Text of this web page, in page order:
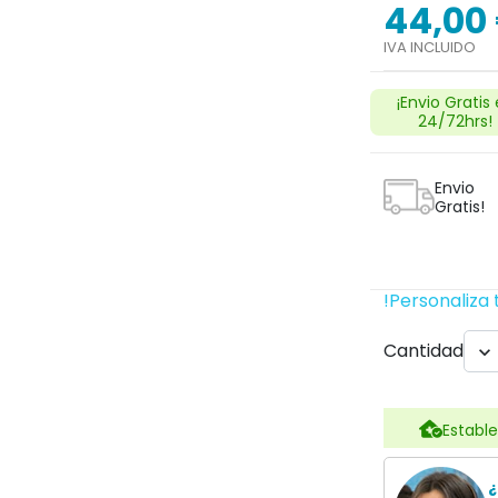
IVA INCLUIDO
¡Envio Gratis
24/72hrs!
Envio
Gratis!
Cantidad
